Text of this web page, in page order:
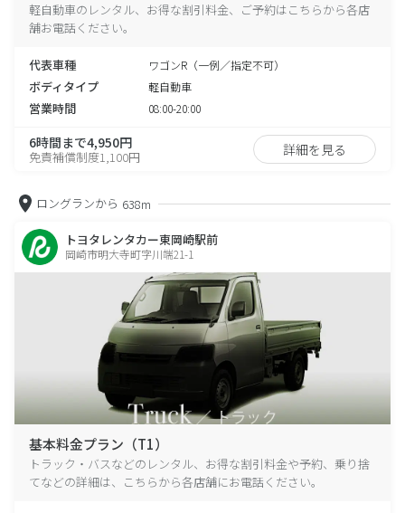
軽自動車のレンタル、お得な割引料金、ご予約はこちらから各店
舗お電話ください。
代表車種 ワゴンR（一例／指定不可）
ボディタイプ 軽自動車
営業時間 08:00-20:00
6時間まで4,950円
免責補償制度1,100円 詳細を見る
ロングランから 638m
トヨタレンタカー東岡崎駅前
岡崎市明大寺町字川端21-1
基本料金プラン（T1）
トラック・バスなどのレンタル、お得な割引料金や予約、乗り捨
てなどの詳細は、こちらから各店舗にお電話ください。